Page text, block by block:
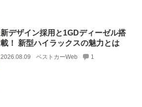
新デザイン採用と1GDディーゼル搭
載！ 新型ハイラックスの魅力とは
2026.08.09 ベストカーWeb 1